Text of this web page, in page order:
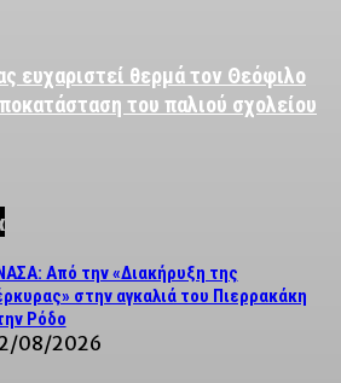
ευχαριστεί θερμά τον Θεόφιλο
του παλιού σχολείου
Από την «Διακήρυξη της
στην αγκαλιά του Πιερρακάκη
Ρόδο
08/2026